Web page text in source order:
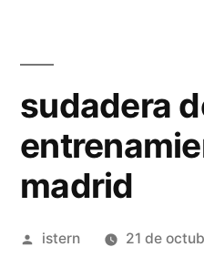
sudadera
madrid
Publicado
istern 21 de